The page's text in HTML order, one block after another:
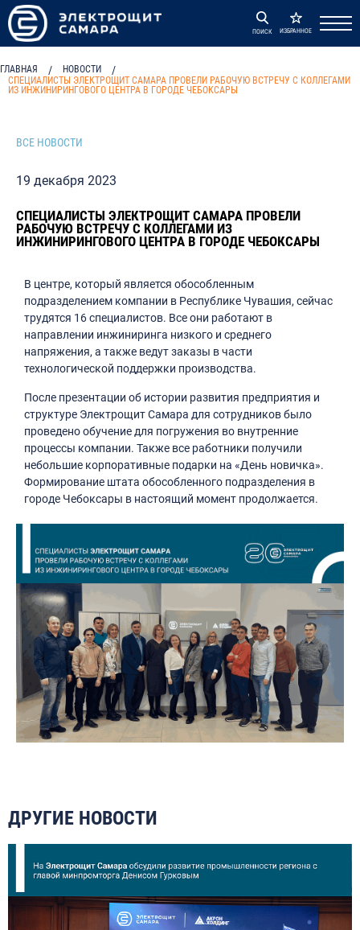
ПОИСК ИЗБРАННОЕ
ГЛАВНАЯ / НОВОСТИ /
СПЕЦИАЛИСТЫ ЭЛЕКТРОЩИТ САМАРА ПРОВЕЛИ РАБОЧУЮ ВСТРЕЧУ С КОЛЛЕГАМИ
ИЗ ИНЖИНИРИНГОВОГО ЦЕНТРА В ГОРОДЕ ЧЕБОКСАРЫ
ВСЕ НОВОСТИ
19 декабря 2023
СПЕЦИАЛИСТЫ ЭЛЕКТРОЩИТ САМАРА ПРОВЕЛИ
РАБОЧУЮ ВСТРЕЧУ С КОЛЛЕГАМИ ИЗ
ИНЖИНИРИНГОВОГО ЦЕНТРА В ГОРОДЕ ЧЕБОКСАРЫ
В центре, который является обособленным
подразделением компании в Республике Чувашия, сейчас
трудятся 16 специалистов. Все они работают в
направлении инжиниринга низкого и среднего
напряжения, а также ведут заказы в части
технологической поддержки производства.
После презентации об истории развития предприятия и
структуре Электрощит Самара для сотрудников было
проведено обучение для погружения во внутренние
процессы компании. Также все работники получили
небольшие корпоративные подарки на «День новичка».
Формирование штата обособленного подразделения в
городе Чебоксары в настоящий момент продолжается.
ДРУГИЕ НОВОСТИ